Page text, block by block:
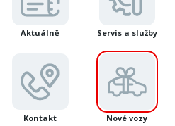
Aktuálně Servis a služby
Kontakt Nové vozy